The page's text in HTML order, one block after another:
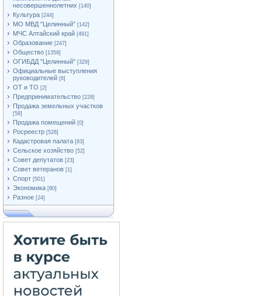
несовершеннолетних [140]
Культура [244]
МО МВД "Целинный" [142]
МЧС Алтайский край [491]
Образование [247]
Общество [1359]
ОГИБДД "Целинный" [329]
Официальные выступления
руководителей [6]
ОТ и ТО [2]
Предпринимательство [228]
Продажа земельных участков
[58]
Продажа помещений [0]
Росреестр [528]
Кадастровая палата [83]
Сельское хозяйство [52]
Совет депутатов [23]
Совет ветеранов [1]
Спорт [501]
Экономика [80]
Разное [24]